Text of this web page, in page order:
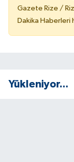
Gazete Rize /
Dakika Haberleri
Yükleniyor...